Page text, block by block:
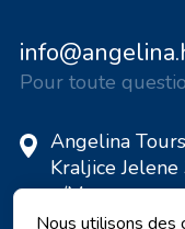
Pour toute
Angelina
Kraljice
n/M
Croatie
Nous utilisons des